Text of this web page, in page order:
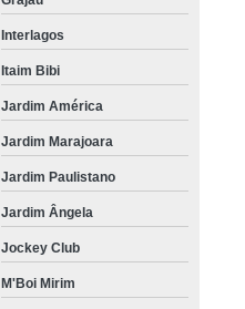
Interlagos
Itaim Bibi
Jardim América
Jardim Marajoara
Jardim Paulistano
Jardim Ângela
Jockey Club
M'Boi Mirim